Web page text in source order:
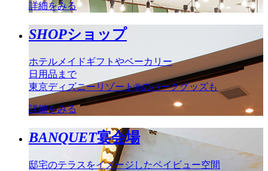
詳細をみる
SHOPショップ
ホテルメイドギフトやベーカリー
日用品まで
東京ディズニーリゾート®のパークグッズも
詳細をみる
BANQUET宴会場
邸宅のテラスをイメージしたベイビュー空間